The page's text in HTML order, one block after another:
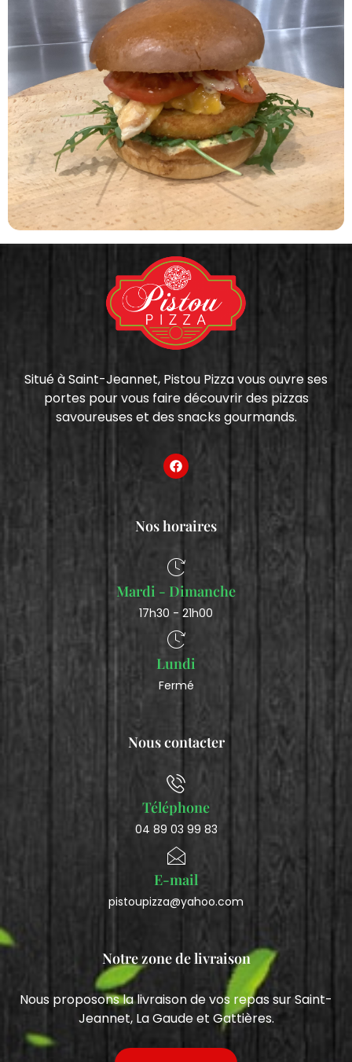
Situé à Saint-Jeannet, Pistou Pizza vous ouvre ses
portes pour vous faire découvrir des pizzas
savoureuses et des snacks gourmands.
Nos horaires
Mardi - Dimanche
17h30 - 21h00
Lundi
Fermé
Nous contacter
Téléphone
04 89 03 99 83
E-mail
pistoupizza@yahoo.com
Notre zone de livraison
Nous proposons la livraison de vos repas sur Saint-
Jeannet, La Gaude et Gattières.